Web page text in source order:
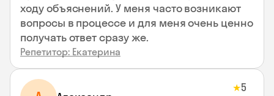
ходу объяснений. У меня часто возникают
вопросы в процессе и для меня очень ценно
получать ответ сразу же.
Репетитор: Екатерина
★5